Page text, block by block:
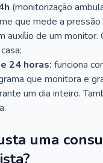
(monitorização
que mede a
auxílio de um
24 horas: funciona
que monitora e
um dia inteiro.
uma